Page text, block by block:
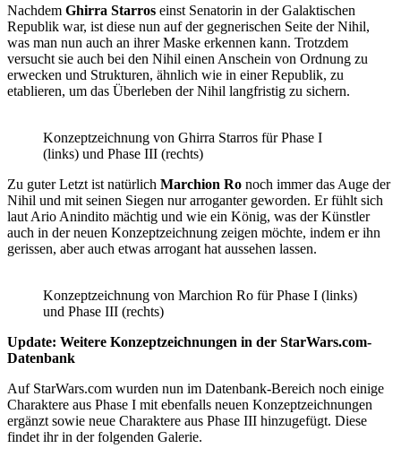
Nachdem Ghirra Starros einst Senatorin in der Galaktischen
Republik war, ist diese nun auf der gegnerischen Seite der Nihil,
was man nun auch an ihrer Maske erkennen kann. Trotzdem
versucht sie auch bei den Nihil einen Anschein von Ordnung zu
erwecken und Strukturen, ähnlich wie in einer Republik, zu
etablieren, um das Überleben der Nihil langfristig zu sichern.
Konzeptzeichnung von Ghirra Starros für Phase I
(links) und Phase III (rechts)
Zu guter Letzt ist natürlich Marchion Ro noch immer das Auge der
Nihil und mit seinen Siegen nur arroganter geworden. Er fühlt sich
laut Ario Anindito mächtig und wie ein König, was der Künstler
auch in der neuen Konzeptzeichnung zeigen möchte, indem er ihn
gerissen, aber auch etwas arrogant hat aussehen lassen.
Konzeptzeichnung von Marchion Ro für Phase I (links)
und Phase III (rechts)
Update: Weitere Konzeptzeichnungen in der StarWars.com-
Datenbank
Auf StarWars.com wurden nun im Datenbank-Bereich noch einige
Charaktere aus Phase I mit ebenfalls neuen Konzeptzeichnungen
ergänzt sowie neue Charaktere aus Phase III hinzugefügt. Diese
findet ihr in der folgenden Galerie.